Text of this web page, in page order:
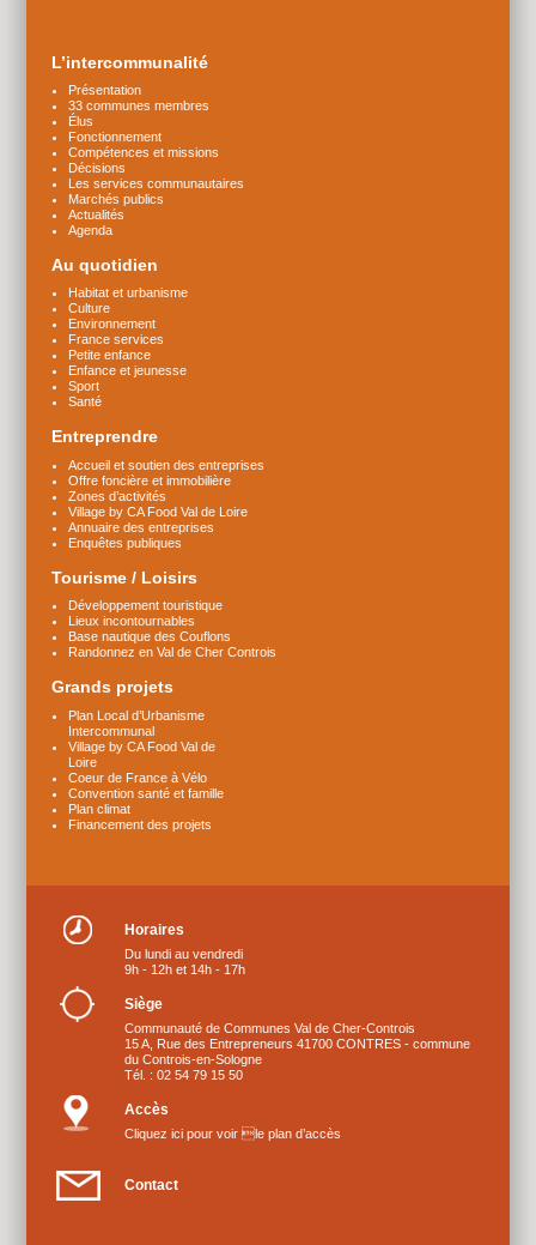
L’intercommunalité
Présentation
33 communes membres
Élus
Fonctionnement
Compétences et missions
Décisions
Les services communautaires
Marchés publics
Actualités
Agenda
Au quotidien
Habitat et urbanisme
Culture
Environnement
France services
Petite enfance
Enfance et jeunesse
Sport
Santé
Entreprendre
Accueil et soutien des entreprises
Offre foncière et immobilière
Zones d’activités
Village by CA Food Val de Loire
Annuaire des entreprises
Enquêtes publiques
Tourisme / Loisirs
Développement touristique
Lieux incontournables
Base nautique des Couflons
Randonnez en Val de Cher Controis
Grands projets
Plan Local d’Urbanisme
Intercommunal
Village by CA Food Val de
Loire
Coeur de France à Vélo
Convention santé et famille
Plan climat
Financement des projets
Horaires
Du lundi au vendredi
9h - 12h et 14h - 17h
Siège
Communauté de Communes Val de Cher-Controis
15 A, Rue des Entrepreneurs 41700 CONTRES - commune
du Controis-en-Sologne
Tél. : 02 54 79 15 50
Accès
Cliquez ici pour voir le plan d’accès
Contact